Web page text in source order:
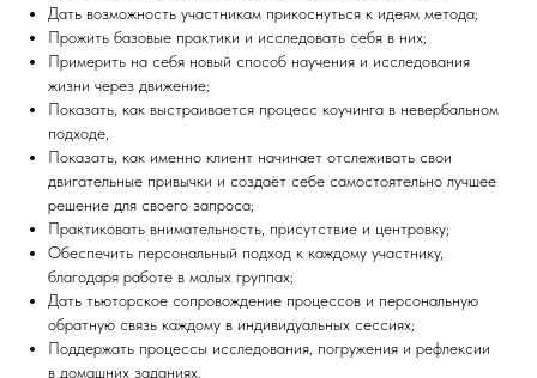
Дать возможность участникам прикоснуться к идеям метода;
Прожить базовые практики и исследовать себя в них;
Примерить на себя новый способ научения и исследования
жизни через движение;
Показать, как выстраивается процесс коучинга в невербальном
подходе,
Показать, как именно клиент начинает отслеживать свои
двигательные привычки и создаёт себе самостоятельно лучшее
решение для своего запроса;
Практиковать внимательность, присутствие и центровку;
Обеспечить персональный подход к каждому участнику,
благодаря работе в малых группах;
Дать тьюторское сопровождение процессов и персональную
обратную связь каждому в индивидуальных сессиях;
Поддержать процессы исследования, погружения и рефлексии
в домашних заданиях.